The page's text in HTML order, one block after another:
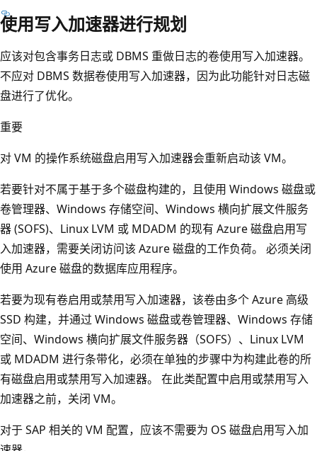
使用写入加速器进行规划
应该对包含事务日志或 DBMS 重做日志的卷使用写入加速器。
不应对 DBMS 数据卷使用写入加速器，因为此功能针对日志磁
盘进行了优化。
重要
对 VM 的操作系统磁盘启用写入加速器会重新启动该 VM。
若要针对不属于基于多个磁盘构建的，且使用 Windows 磁盘或
卷管理器、Windows 存储空间、Windows 横向扩展文件服务
器 (SOFS)、Linux LVM 或 MDADM 的现有 Azure 磁盘启用写
入加速器，需要关闭访问该 Azure 磁盘的工作负荷。 必须关闭
使用 Azure 磁盘的数据库应用程序。
若要为现有卷启用或禁用写入加速器，该卷由多个 Azure 高级
SSD 构建，并通过 Windows 磁盘或卷管理器、Windows 存储
空间、Windows 横向扩展文件服务器（SOFS）、Linux LVM
或 MDADM 进行条带化，必须在单独的步骤中为构建此卷的所
有磁盘启用或禁用写入加速器。 在此类配置中启用或禁用写入
加速器之前，关闭 VM。
对于 SAP 相关的 VM 配置，应该不需要为 OS 磁盘启用写入加